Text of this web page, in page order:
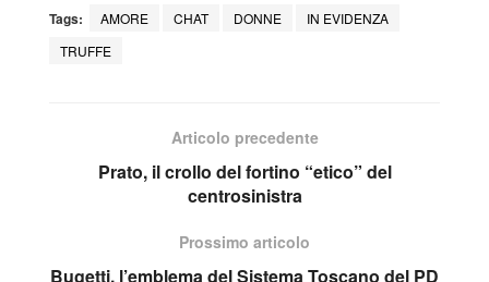
Tags: AMORE CHAT DONNE
IN EVIDENZA
TRUFFE
Articolo precedente
Prato, il crollo del fortino “etico” del
centrosinistra
Prossimo articolo
Bugetti, l’emblema del Sistema Toscano del PD